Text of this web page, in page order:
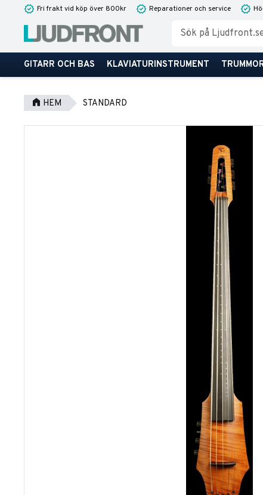
Fri frakt vid köp över 800kr Reparationer och service
GITARR OCH BAS KLAVIATURINSTRUMENT
HEM STANDARD